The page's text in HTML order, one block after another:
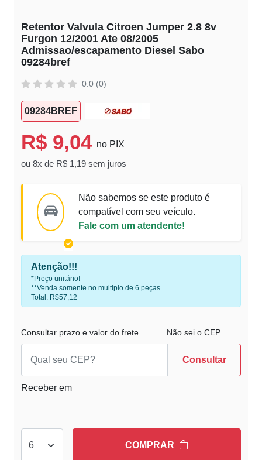
Retentor Valvula Citroen Jumper 2.8 8v
Furgon 12/2001 Ate 08/2005
Admissao/escapamento Diesel Sabo
09284bref
0.0 (0)
09284BREF
R$ 9,04 no PIX
ou 8x de R$ 1,19 sem juros
Não sabemos se este produto é
compatível com seu veículo.
Fale com um atendente!
Atenção!!!
*Preço unitário!
**Venda somente no multiplo de 6 peças
Total: R$57,12
Consultar prazo e valor do frete Não sei o CEP
Consultar
Receber em
COMPRAR